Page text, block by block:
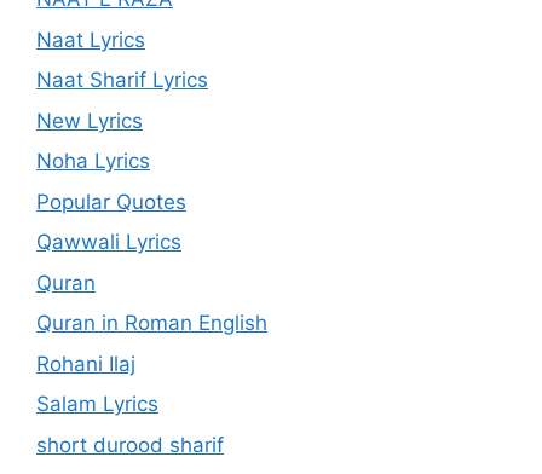
Naat Lyrics
Naat Sharif Lyrics
New Lyrics
Noha Lyrics
Popular Quotes
Qawwali Lyrics
Quran
Quran in Roman English
Rohani Ilaj
Salam Lyrics
short durood sharif